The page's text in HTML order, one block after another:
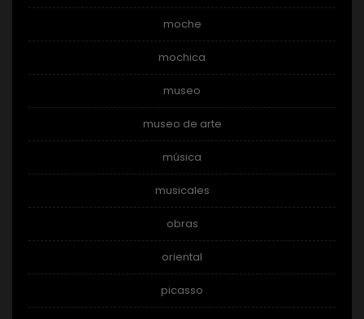
moche
mochica
museo
museo de arte
música
musicales
obras
oriental
picasso